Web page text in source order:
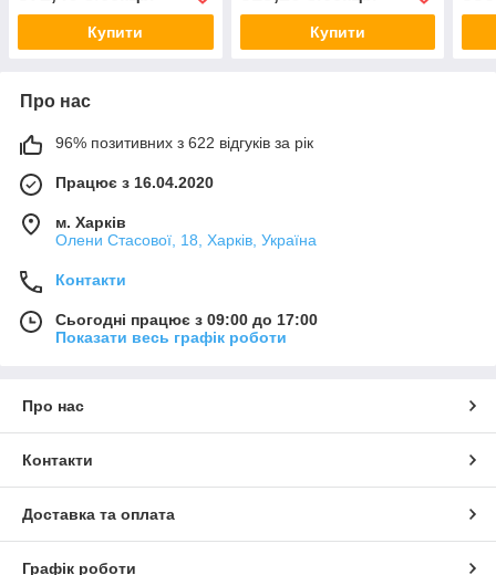
Купити Купити
Про нас
96% позитивних з 622 відгуків за рік
Працює з 16.04.2020
м. Харків
Олени Стасової, 18, Харків, Україна
Контакти
Сьогодні працює з 09:00 до 17:00
Показати весь графік роботи
Про нас
Контакти
Доставка та оплата
Графік роботи